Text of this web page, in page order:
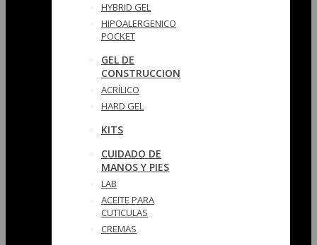
HYBRID GEL
HIPOALERGENICO
POCKET
GEL DE
CONSTRUCCION
ACRÍLICO
HARD GEL
KITS
CUIDADO DE
MANOS Y PIES
LAB
ACEITE PARA
CUTICULAS
CREMAS